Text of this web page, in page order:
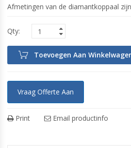
Afmetingen van de diamantkoppaal
Toevoegen Aan
Vraag Offerte Aan
Print Email productinfo